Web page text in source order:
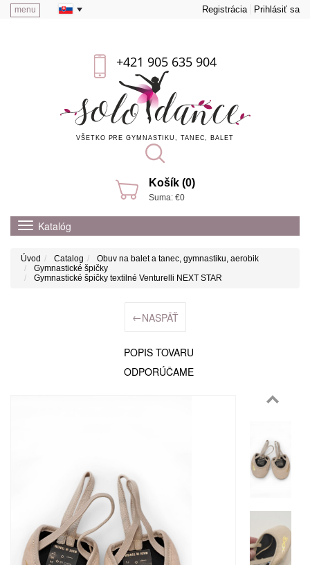
menu Registrácia Prihlásiť sa
+421 905 635 904
VŠETKO PRE GYMNASTIKU, TANEC, BALET
Košík (0)
Suma: €0
Katalóg
Úvod Catalog
Obuv na balet a tanec, gymnastiku, aerobik
Gymnastické špičky
Gymnastické špičky textilné Venturelli NEXT STAR
←NASPÄŤ
POPIS TOVARU
ODPORÚČAME